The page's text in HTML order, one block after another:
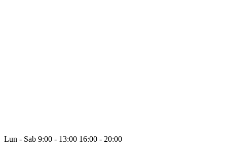
Lun - Sab 9:00 - 13:00 16:00 - 20:00